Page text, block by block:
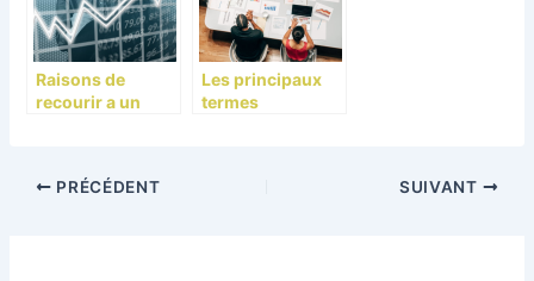
Raisons de
recourir a un
Les principaux
termes
PRÉCÉDENT SUIVANT